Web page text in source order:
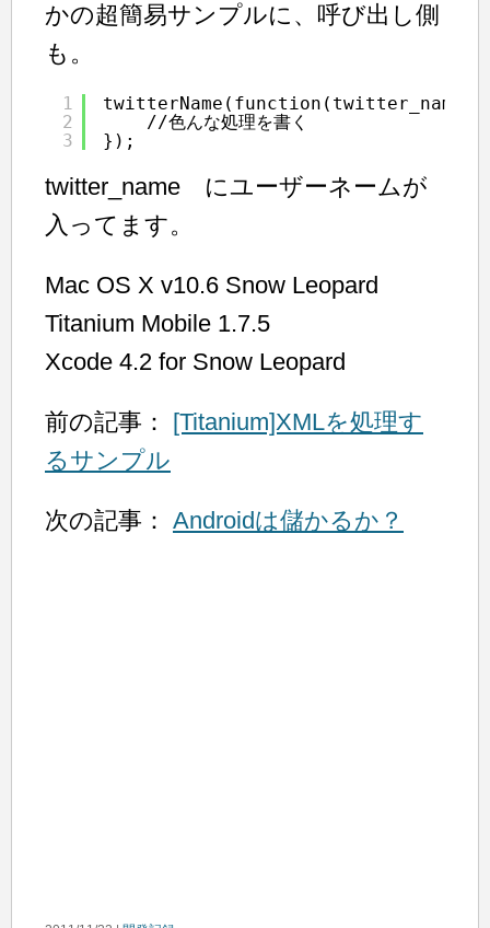
かの超簡易サンプルに、呼び出し側
も。
1
2
3
twitterName(function(twitter_name){
//色んな処理を書く
});
twitter_name にユーザーネームが
入ってます。
Mac OS X v10.6 Snow Leopard
Titanium Mobile 1.7.5
Xcode 4.2 for Snow Leopard
前の記事： [Titanium]XMLを処理す
るサンプル
次の記事： Androidは儲かるか？